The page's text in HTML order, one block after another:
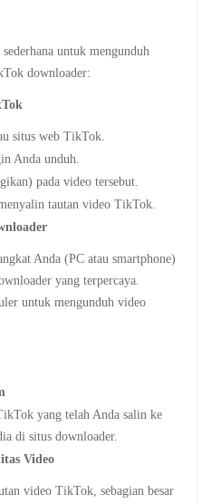
untuk mengunduh
downloader:
situs web TikTok.
Anda unduh.
pada video tersebut.
tautan video TikTok.
Anda (PC atau smartphone)
yang terpercaya.
untuk mengunduh video
yang telah Anda salin ke
di situs downloader.
Video
video TikTok, sebagian besar